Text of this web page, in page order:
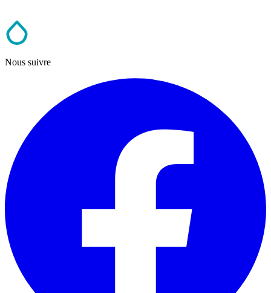
Nous suivre